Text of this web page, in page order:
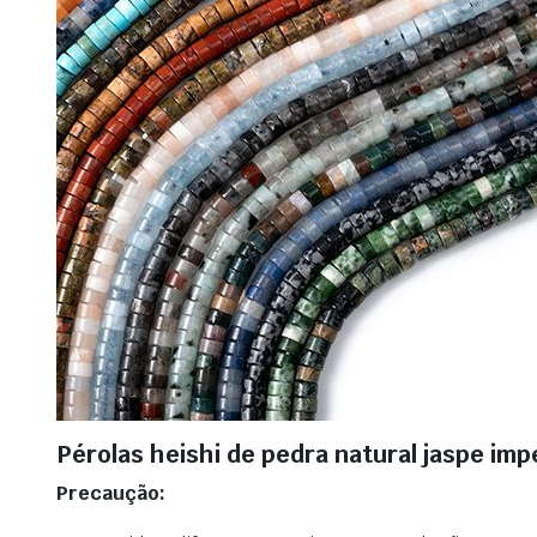
Pérolas heishi de pedra natural jaspe
Precaução: